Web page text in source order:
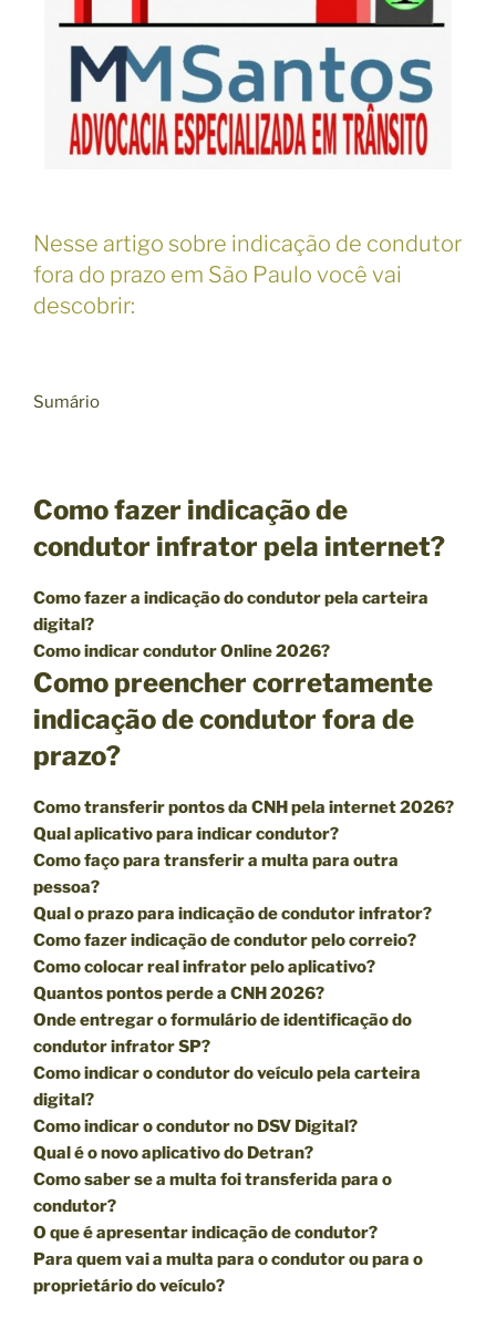
Nesse artigo sobre indicação de condutor
fora do prazo em São Paulo você vai
descobrir:
Sumário
Como fazer indicação de
condutor infrator pela internet?
Como fazer a indicação do condutor pela carteira
digital?
Como indicar condutor Online 2026?
Como preencher corretamente
indicação de condutor fora de
prazo?
Como transferir pontos da CNH pela internet 2026?
Qual aplicativo para indicar condutor?
Como faço para transferir a multa para outra
pessoa?
Qual o prazo para indicação de condutor infrator?
Como fazer indicação de condutor pelo correio?
Como colocar real infrator pelo aplicativo?
Quantos pontos perde a CNH 2026?
Onde entregar o formulário de identificação do
condutor infrator SP?
Como indicar o condutor do veículo pela carteira
digital?
Como indicar o condutor no DSV Digital?
Qual é o novo aplicativo do Detran?
Como saber se a multa foi transferida para o
condutor?
O que é apresentar indicação de condutor?
Para quem vai a multa para o condutor ou para o
proprietário do veículo?